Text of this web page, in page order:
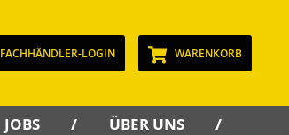
FACHHÄNDLER-LOGIN WARENKORB
JOBS ÜBER UNS